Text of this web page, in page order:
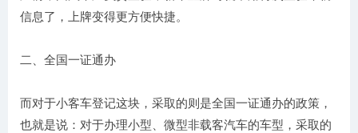
信息了，上牌变得更方便快捷。
二、全国一证通办
而对于小客车登记这块，采取的则是全国一证通办的政策，
也就是说：对于办理小型、微型非载客汽车的车型，采取的